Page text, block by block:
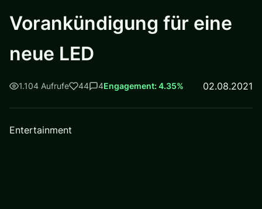
Vorankündigung für eine
neue LED
1.104 Aufrufe 44 4Engagement: 4.35% 02.08.2021
Entertainment